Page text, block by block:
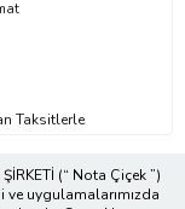
Taksitlerle
(“ Nota Çiçek ”)
uygulamalarımızda